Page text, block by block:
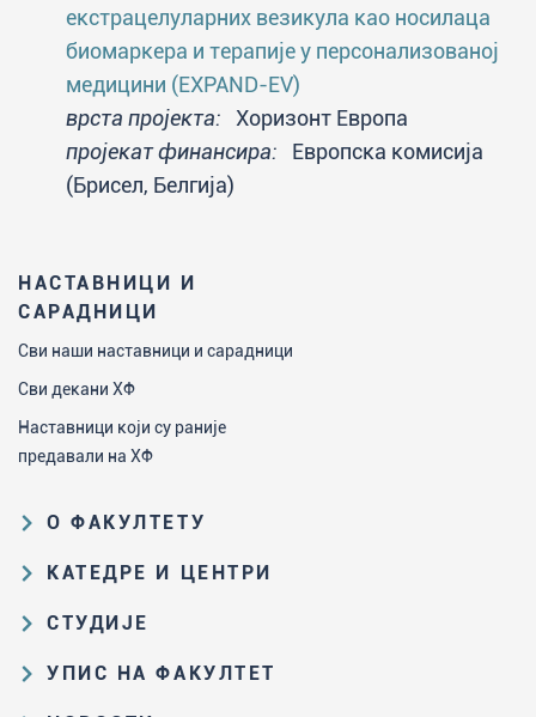
НАСТАВНИЦИ И
САРАДНИЦИ
Сви наши наставници и сарадници
Сви декани ХФ
Наставници који су раније
предавали на ХФ
О ФАКУЛТЕТУ
Образовна и научна делатност
структура
Закон о високом образовању и
КАТЕДРЕ И ЦЕНТРИ
Катедра за аналитичку хемију
Катедра за наставу хемије
СТУДИЈЕ
Пут студирања на ХФ
УПИС НА ФАКУЛТЕТ
Резултати пријемних испита и
екстрацелуларних везикула као носилаца
биомаркера и терапије у персонализованој
медицини (EXPAND-EV)
врста пројекта: Хоризонт Европа
пројекат финансира: Европска комисија
(Брисел, Белгија)